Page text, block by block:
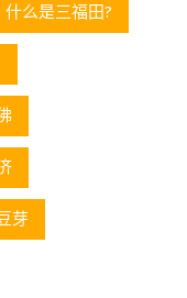
什么是三福田?
芽